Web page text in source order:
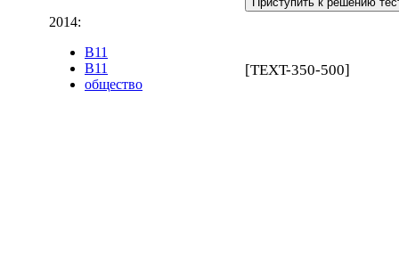
2014:
B11
B11
общество
[TEXT-350-500]